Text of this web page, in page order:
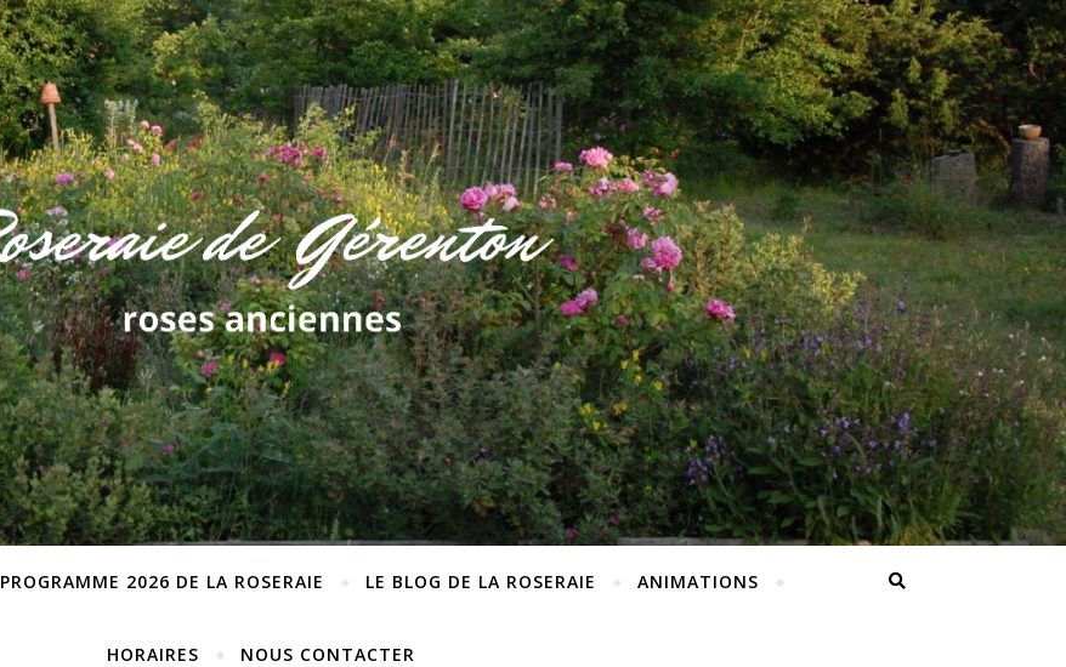
PROGRAMME 2026 DE LA ROSERAIE LE BLOG DE LA ROSERAIE ANIMATIONS
HORAIRES NOUS CONTACTER